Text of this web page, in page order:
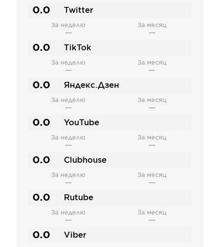
0.0 Twitter
За неделю
—
За месяц
—
0.0 TikTok
За неделю
—
За месяц
—
0.0 Яндекс.Дзен
За неделю
—
За месяц
—
0.0 YouTube
За неделю
—
За месяц
—
0.0 Clubhouse
За неделю
—
За месяц
—
0.0 Rutube
За неделю
—
За месяц
—
0.0 Viber